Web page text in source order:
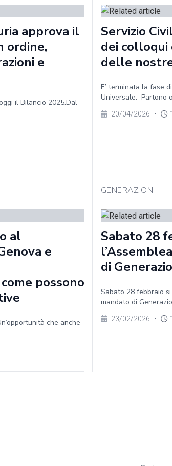
approva il
ordine,
e
il Bilancio 2025.Dal
Servizio
dei
delle
E’ terminata la fase
Universale. Partono
20/04/2026 •
al
e
possono
che anche
GENERAZIONI
Sabato 28
di
Sabato 28 febbraio
mandato di
23/02/2026 •